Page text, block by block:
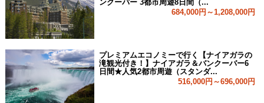
ンクーバー 3都市周遊8日間（...
684,000円～1,208,000円
プレミアムエコノミーで行く【ナイアガラの
滝観光付き！】ナイアガラ＆バンクーバー6
日間★人気2都市周遊（スタンダ...
516,000円～696,000円